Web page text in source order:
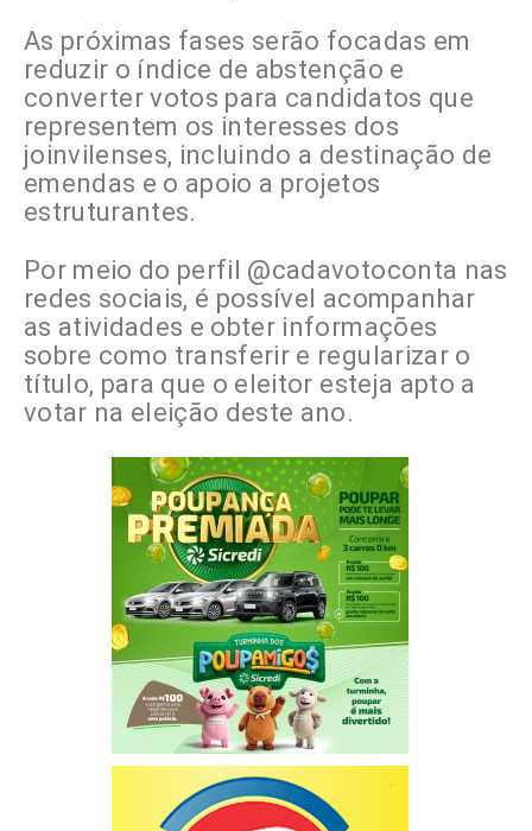
As próximas fases serão focadas em
reduzir o índice de abstenção e
converter votos para candidatos que
representem os interesses dos
joinvilenses, incluindo a destinação de
emendas e o apoio a projetos
estruturantes.
Por meio do perfil @cadavotoconta nas
redes sociais, é possível acompanhar
as atividades e obter informações
sobre como transferir e regularizar o
título, para que o eleitor esteja apto a
votar na eleição deste ano.